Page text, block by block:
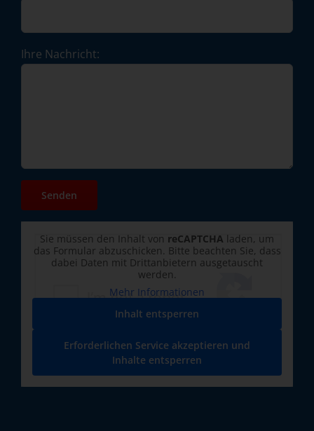
Ihre Nachricht:
Sie müssen den Inhalt von reCAPTCHA laden, um
das Formular abzuschicken. Bitte beachten Sie, dass
dabei Daten mit Drittanbietern ausgetauscht
werden.
Mehr Informationen
Inhalt entsperren
Erforderlichen Service akzeptieren und
Inhalte entsperren